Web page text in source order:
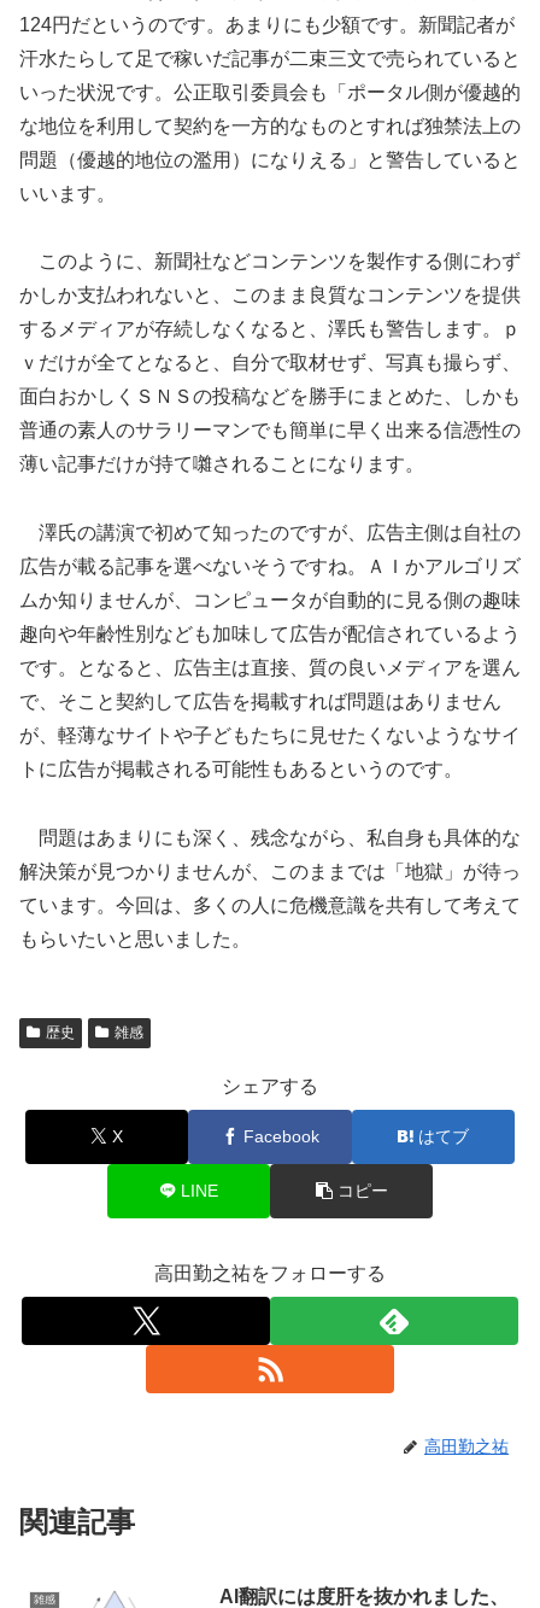
124円だというのです。あまりにも少額です。新聞記者が
汗水たらして足で稼いだ記事が二束三文で売られていると
いった状況です。公正取引委員会も「ポータル側が優越的
な地位を利用して契約を一方的なものとすれば独禁法上の
問題（優越的地位の濫用）になりえる」と警告していると
いいます。
このように、新聞社などコンテンツを製作する側にわず
かしか支払われないと、このまま良質なコンテンツを提供
するメディアが存続しなくなると、澤氏も警告します。ｐ
ｖだけが全てとなると、自分で取材せず、写真も撮らず、
面白おかしくＳＮＳの投稿などを勝手にまとめた、しかも
普通の素人のサラリーマンでも簡単に早く出来る信憑性の
薄い記事だけが持て囃されることになります。
澤氏の講演で初めて知ったのですが、広告主側は自社の
広告が載る記事を選べないそうですね。ＡＩかアルゴリズ
ムか知りませんが、コンピュータが自動的に見る側の趣味
趣向や年齢性別なども加味して広告が配信されているよう
です。となると、広告主は直接、質の良いメディアを選ん
で、そこと契約して広告を掲載すれば問題はありません
が、軽薄なサイトや子どもたちに見せたくないようなサイ
トに広告が掲載される可能性もあるというのです。
問題はあまりにも深く、残念ながら、私自身も具体的な
解決策が見つかりませんが、このままでは「地獄」が待っ
ています。今回は、多くの人に危機意識を共有して考えて
もらいたいと思いました。
歴史 雑感
シェアする
X Facebook はてブ
LINE コピー
高田勤之祐をフォローする
高田勤之祐
関連記事
雑感
AI翻訳には度肝を抜かれました、